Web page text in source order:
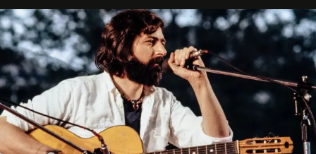
uno dei documenti più contemporanei che abbiamo.